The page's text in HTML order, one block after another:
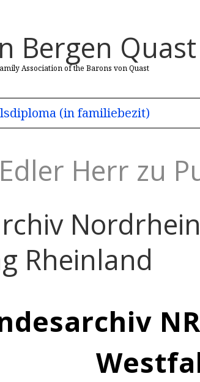
Bergen Quast
Association of the Barons von Quast
(in familiebezit)
Herr zu
Rheinland